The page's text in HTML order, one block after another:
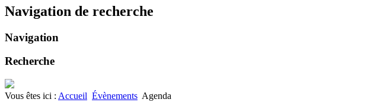
Navigation de recherche
Navigation
Recherche
Vous êtes ici : Accueil Évènements Agenda